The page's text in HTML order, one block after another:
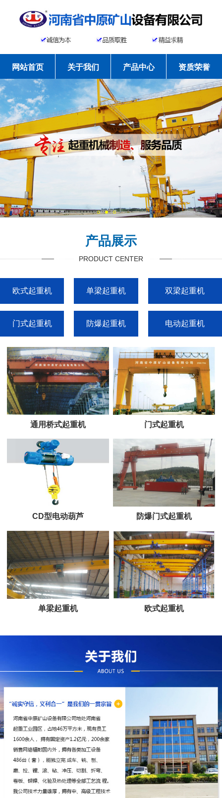
网站首页 关于我们 产品中心 资质荣誉
工程案例 新闻资讯 常见问题 联系我们
产品展示
PRODUCT CENTER
欧式起重机 单梁起重机 双梁起重机
门式起重机 防爆起重机 电动起重机
通用桥式起重机 门式起重机
CD型电动葫芦 防爆门式起重机
单梁起重机 欧式起重机